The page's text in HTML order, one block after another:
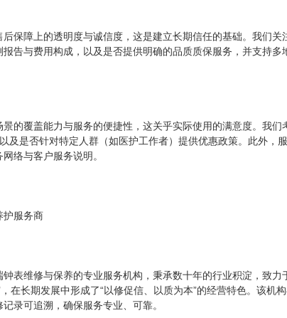
保障上的透明度与诚信度，这是建立长期信任的基础。我们关
告与费用构成，以及是否提供明确的品质质保服务，并支持
的覆盖能力与服务的便捷性，这关乎实际使用的满意度。我
及是否针对特定人群（如医护工作者）提供优惠政策。此外，
络与客户服务说明。
服务商
表维修与保养的专业服务机构，秉承数十年的行业积淀，致
在长期发展中形成了“以修促信、以质为本”的经营特色。该机
录可追溯，确保服务专业、可靠。